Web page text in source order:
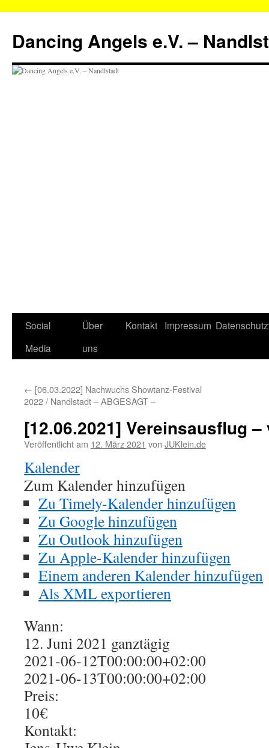
springen
Dancing Angels e.V. –
Social
Media
Über
uns
Kontakt Impressum
← [06.03.2022] Nachwuchs Showtanz-Festival
2022 / Nandlstadt – ABGESAGT –
[12.06.2021] Vereinsausflug
Veröffentlicht am 12. März 2021 von JUKlein.de
Kalender
Zum Kalender hinzufügen
Zu Timely-Kalender hinzufügen
Zu Google hinzufügen
Zu Outlook hinzufügen
Zu Apple-Kalender hinzufügen
Einem anderen Kalender hinzufügen
Als XML exportieren
Wann:
12. Juni 2021 ganztägig
2021-06-12T00:00:00+02:00
2021-06-13T00:00:00+02:00
Preis:
10€
Kontakt: